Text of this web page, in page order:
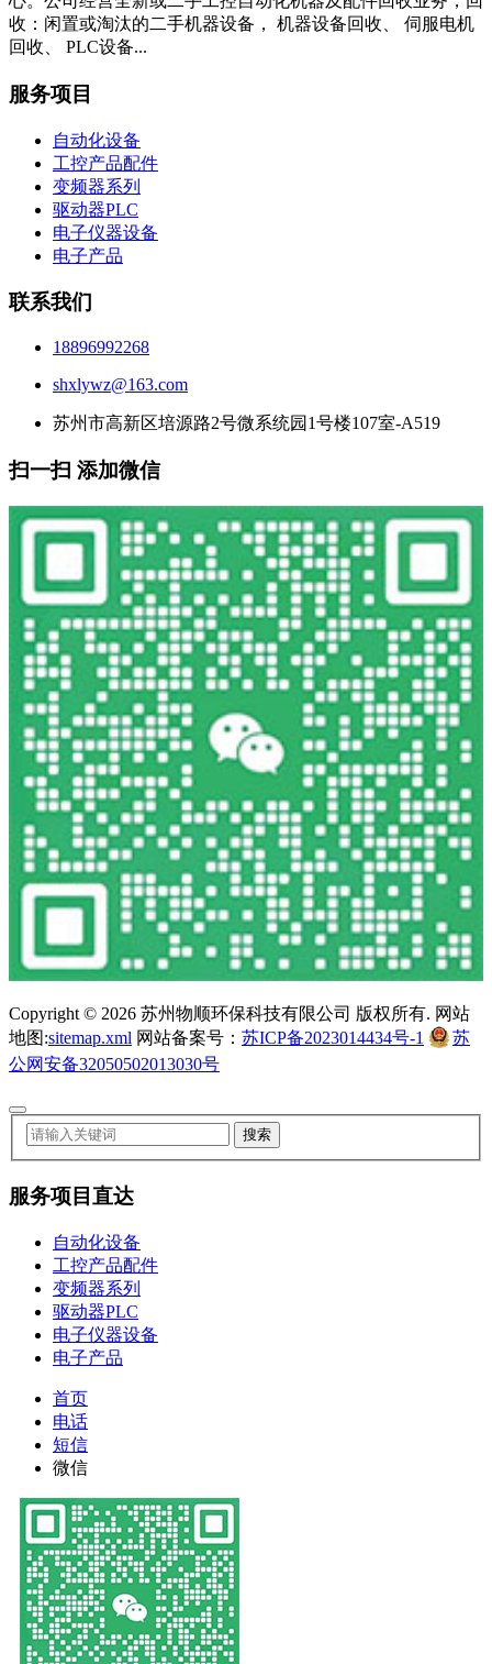
收：闲置或淘汰的二手机器设备， 机器设备回收、 伺服电机
回收、 PLC设备...
服务项目
自动化设备
工控产品配件
变频器系列
驱动器PLC
电子仪器设备
电子产品
联系我们
18896992268
shxlywz@163.com
苏州市高新区培源路2号微系统园1号楼107室-A519
扫一扫 添加微信
Copyright © 2026 苏州物顺环保科技有限公司 版权所有. 网站
地图:sitemap.xml 网站备案号： 苏ICP备2023014434号-1
苏
公网安备32050502013030号
服务项目直达
自动化设备
工控产品配件
变频器系列
驱动器PLC
电子仪器设备
电子产品
首页
电话
短信
微信